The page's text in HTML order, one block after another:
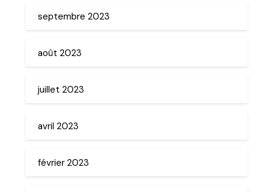
septembre 2023
août 2023
juillet 2023
avril 2023
février 2023